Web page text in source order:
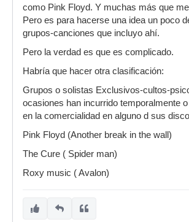
como Pink Floyd. Y muchas más que
Pero es para hacerse una idea un poco
grupos-canciones que incluyo ahí.
Pero la verdad es que es complicado.
Habría que hacer otra clasificación:
Grupos o solistas Exclusivos-cultos-
ocasiones han incurrido temporalmente
en la comercialidad en alguno d sus
Pink Floyd (Another break in the wall)
The Cure ( Spider man)
Roxy music ( Avalon)